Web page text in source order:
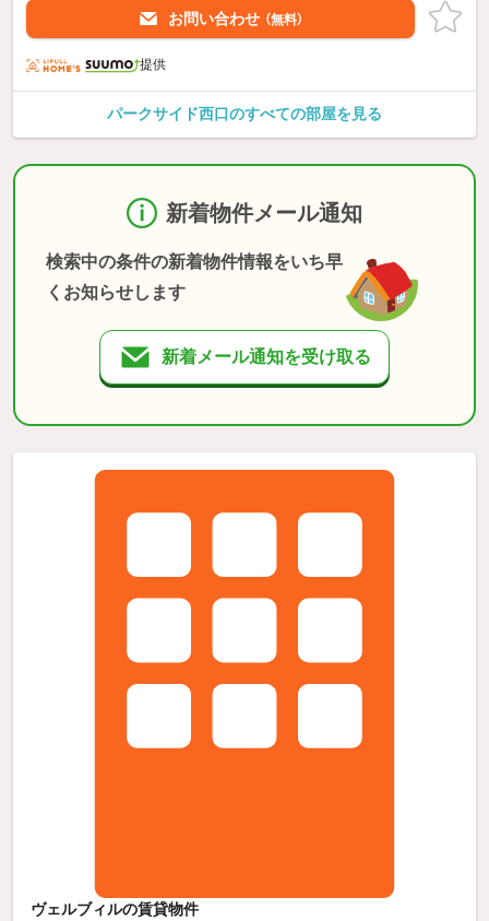
お問い合わせ （無料）
提供
パークサイド西口のすべての部屋を見る
新着物件メール通知
検索中の条件の新着物件情報をいち早
くお知らせします
新着メール通知を受け取る
ヴェルブィルの賃貸物件